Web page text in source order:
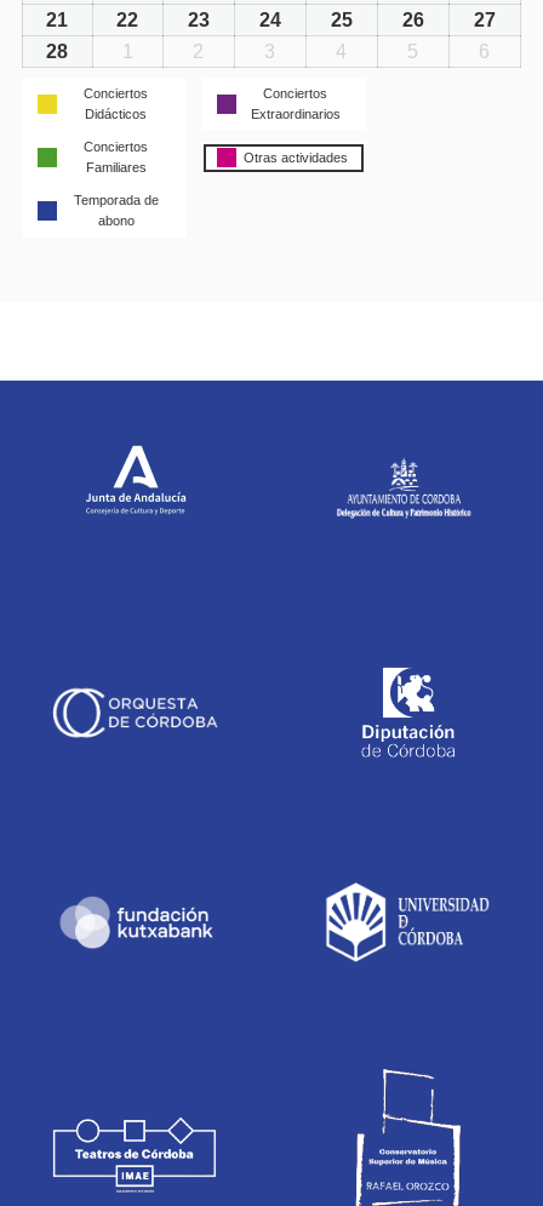
21
22 23 24 25 26
27
28
1 2 3 4 5 6
Conciertos
Didácticos
Conciertos
Extraordinarios
Conciertos
Familiares
Otras actividades
Temporada de
abono